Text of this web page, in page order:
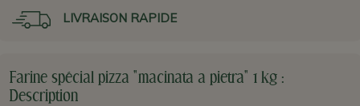
LIVRAISON RAPIDE
Farine spécial pizza "macinata a pietra" 1 kg :
Description